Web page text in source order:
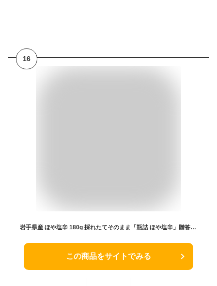
16
岩手県産 ほや塩辛 180g 採れたてそのまま「瓶詰 ほや塩辛」贈答 ギフト ほや ホヤ
この商品をサイトでみる